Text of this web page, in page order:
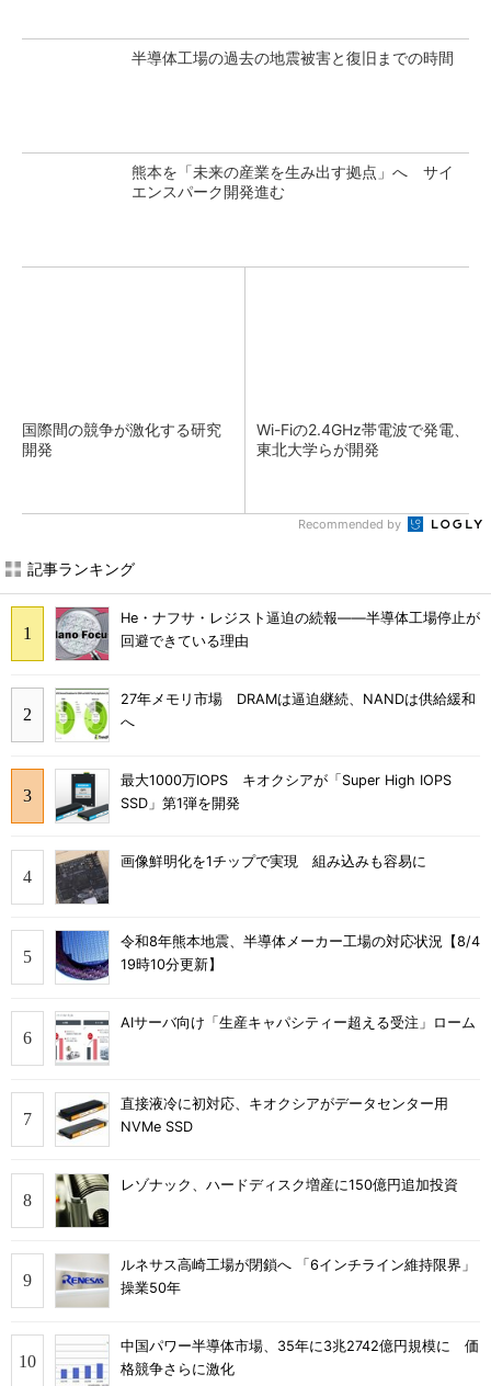
半導体工場の過去の地震被害と復旧までの時間
熊本を「未来の産業を生み出す拠点」へ サイ
エンスパーク開発進む
国際間の競争が激化する研究
開発
Wi-Fiの2.4GHz帯電波で発電、
東北大学らが開発
Recommended by
記事ランキング
He・ナフサ・レジスト逼迫の続報――半導体工場停止が
回避できている理由
27年メモリ市場 DRAMは逼迫継続、NANDは供給緩和
へ
最大1000万IOPS キオクシアが「Super High IOPS
SSD」第1弾を開発
画像鮮明化を1チップで実現 組み込みも容易に
令和8年熊本地震、半導体メーカー工場の対応状況【8/4
19時10分更新】
AIサーバ向け「生産キャパシティー超える受注」ローム
直接液冷に初対応、キオクシアがデータセンター用
NVMe SSD
レゾナック、ハードディスク増産に150億円追加投資
ルネサス高崎工場が閉鎖へ 「6インチライン維持限界」
操業50年
中国パワー半導体市場、35年に3兆2742億円規模に 価
格競争さらに激化